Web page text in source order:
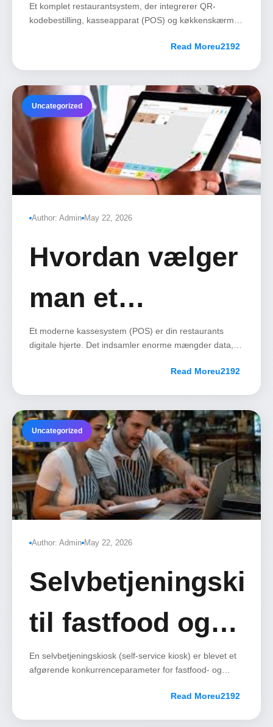
komplet
restaurantsystem
(QR + kasse +
køkken)
Et komplet restaurantsystem, der integrerer QR-
kodebestilling, kasseapparat (POS) og køkkenskærme
Read More
Uncategorized
Author: Admin May 22, 2026
Hvordan vælger
man et
kassesystem til
stor restaurant
Et moderne kassesystem (POS) er din restaurants
digitale hjerte. Det indsamler enorme mængder data,
spild, tilpasse vagtplaner og øge indtjeningen.
Read More
Uncategorized
Author: Admin May 22, 2026
til fastfood og
takeaway i
En selvbetjeningskiosk (self-service kiosk) er blevet et
afgørende konkurrenceparameter for fastfood- og
Read More